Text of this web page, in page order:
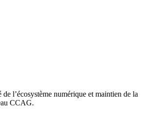
l’écosystème numérique et maintien de la
CCAG.